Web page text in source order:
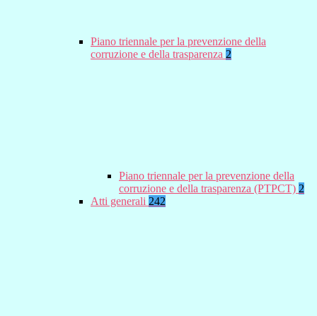
Piano triennale per la prevenzione della
corruzione e della trasparenza 2
Piano triennale per la prevenzione della
corruzione e della trasparenza (PTPCT) 2
Atti generali 242